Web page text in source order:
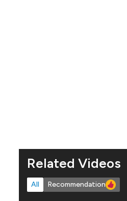
Related Videos
All Recommendation